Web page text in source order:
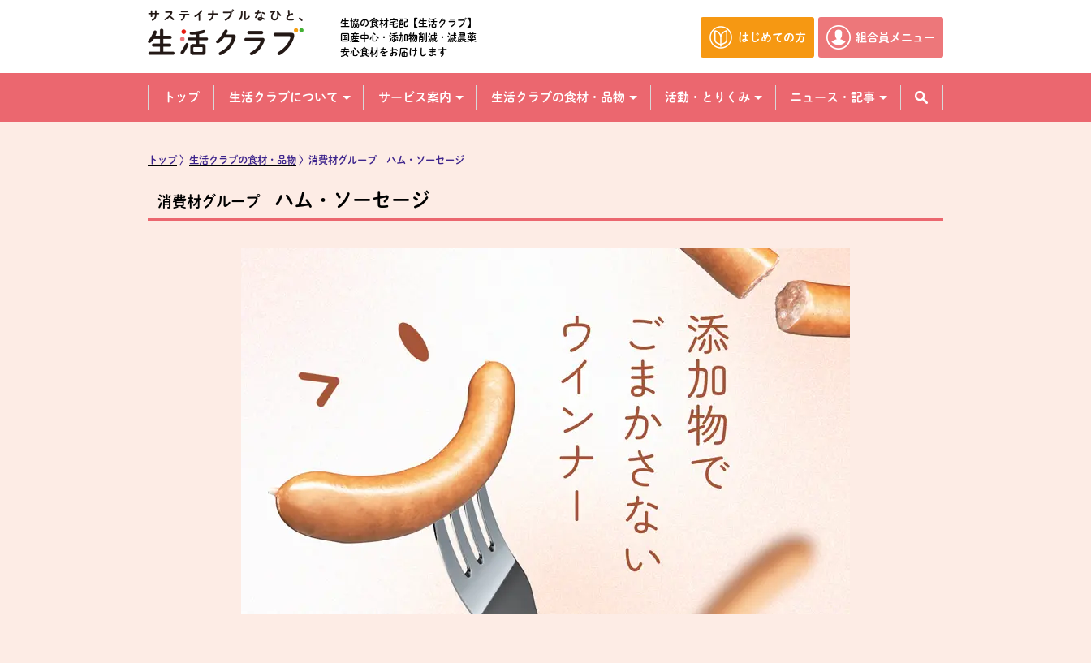
生協の食材宅配【生活クラブ】
国産中心・添加物削減・減農薬
安心食材をお届けします
はじめての方
別のウィンドウで開きます。
組合員メニュー
別のウィンドウで開きます。
ここからサイト内共通メニューです。
サイト内共通メニューをスキップする
トップ 生活クラブについて サービス案内 生活クラブの食材・品物 活動・とりくみ ニュース・記事
トップ〉 生活クラブの食材・品物 〉消費材グループ ハム・ソーセージ
消費材グループ ハム・ソーセージ